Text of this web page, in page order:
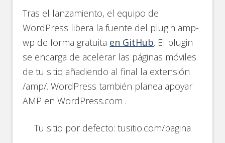
Tras el lanzamiento, el equipo de
WordPress libera la fuente del plugin amp-
wp de forma gratuita en GitHub. El plugin
se encarga de acelerar las páginas móviles
de tu sitio añadiendo al final la extensión
/amp/. WordPress también planea apoyar
AMP en WordPress.com .
Tu sitio por defecto: tusitio.com/pagina